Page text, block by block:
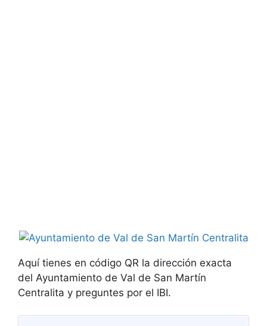
Aquí tienes en código QR la dirección exacta
del Ayuntamiento de Val de San Martín
Centralita y preguntes por el IBI.